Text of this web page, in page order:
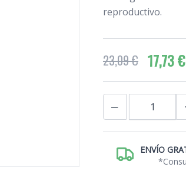
reproductivo.
23,09 € 17,73 €
−
ENVÍO